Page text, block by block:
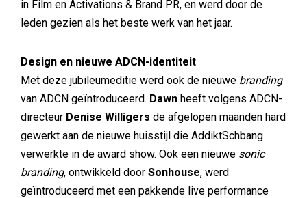
in Film en Activations & Brand PR, en werd door de
leden gezien als het beste werk van het jaar.
Design en nieuwe ADCN-identiteit
Met deze jubileumeditie werd ook de nieuwe branding
van ADCN geïntroduceerd. Dawn heeft volgens ADCN-
directeur Denise Willigers de afgelopen maanden hard
gewerkt aan de nieuwe huisstijl die AddiktSchbang
verwerkte in de award show. Ook een nieuwe sonic
branding, ontwikkeld door Sonhouse, werd
geïntroduceerd met een pakkende live performance